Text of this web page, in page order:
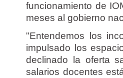
funcionamiento de
meses al gobierno
"Entendemos los
impulsado los
declinado la oferta
salarios docentes